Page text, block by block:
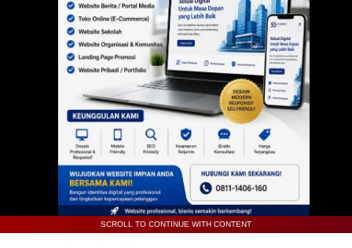
SCROLL TO CONTINUE WITH CONTENT